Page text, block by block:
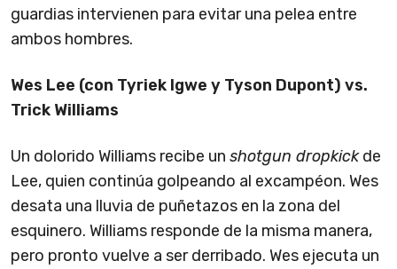
guardias intervienen para evitar una pelea entre
ambos hombres.
Wes Lee (con Tyriek Igwe y Tyson Dupont) vs.
Trick Williams
Un dolorido Williams recibe un shotgun dropkickde
Lee, quien continúa golpeando al excampéon. Wes
desata una lluvia de puñetazos en la zona del
esquinero. Williams responde de la misma manera,
pero pronto vuelve a ser derribado. Wes ejecuta un